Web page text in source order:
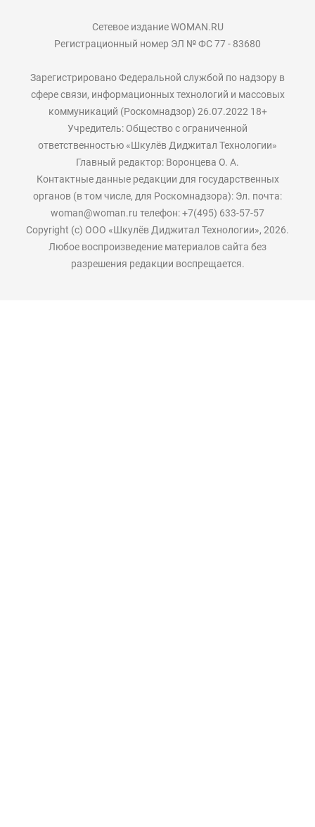
Сетевое издание WOMAN.RU
Регистрационный номер ЭЛ № ФС 77 - 83680
Зарегистрировано Федеральной службой по надзору в
сфере связи, информационных технологий и массовых
коммуникаций (Роскомнадзор) 26.07.2022 18+
Учредитель: Общество с ограниченной
ответственностью «Шкулёв Диджитал Технологии»
Главный редактор: Воронцева О. А.
Контактные данные редакции для государственных
органов (в том числе, для Роскомнадзора): Эл. почта:
woman@woman.ru телефон: +7(495) 633-57-57
Copyright (с) ООО «Шкулёв Диджитал Технологии», 2026.
Любое воспроизведение материалов сайта без
разрешения редакции воспрещается.